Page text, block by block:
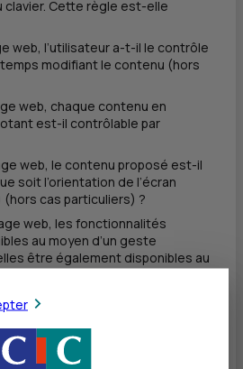
clavier. Cette règle est-elle
web, l’utilisateur a-t-il le contrôle
modifiant le contenu (hors
web, chaque contenu en
est-il contrôlable par
web, le contenu proposé est-il
soit l’orientation de l’écran
cas particuliers) ?
web, les fonctionnalités
au moyen d’un geste
être également disponibles au
(hors cas particuliers) ?
charge disproportionnée